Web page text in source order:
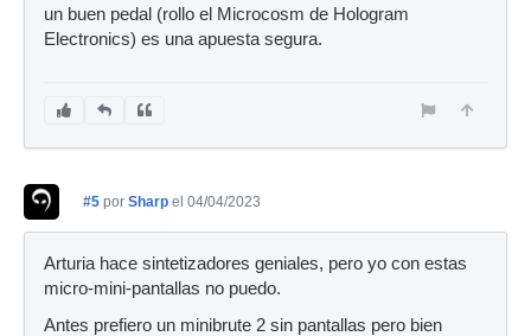
un buen pedal (rollo el Microcosm de Hologram
Electronics) es una apuesta segura.
#5 por Sharp el 04/04/2023
Arturia hace sintetizadores geniales, pero yo con estas
micro-mini-pantallas no puedo.
Antes prefiero un minibrute 2 sin pantallas pero bien